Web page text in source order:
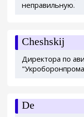
неправильную.
Cheshskij
Директора по
De